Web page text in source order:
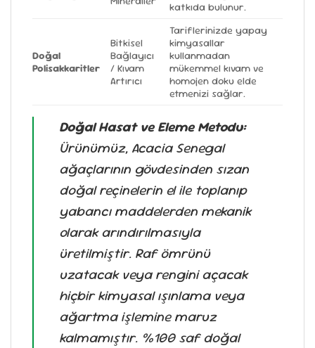
katkıda bulunur.
Doğal
Polisakkaritler
Bitkisel
Bağlayıcı
/ Kıvam
Artırıcı
Tariflerinizde yapay
kimyasallar
kullanmadan
mükemmel kıvam ve
homojen doku elde
etmenizi sağlar.
Doğal Hasat ve Eleme Metodu:
Ürünümüz, Acacia Senegal
ağaçlarının gövdesinden sızan
doğal reçinelerin el ile toplanıp
yabancı maddelerden mekanik
olarak arındırılmasıyla
üretilmiştir. Raf ömrünü
uzatacak veya rengini açacak
hiçbir kimyasal ışınlama veya
ağartma işlemine maruz
kalmamıştır. %100 saf doğal